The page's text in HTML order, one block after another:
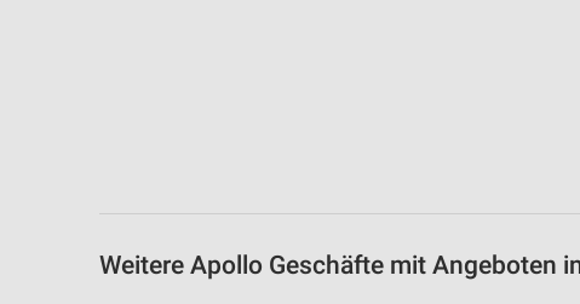
Weitere Apollo Geschäfte mit Angeboten